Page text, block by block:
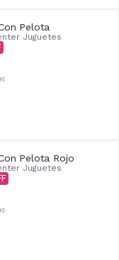
Pelota
Juguetes
Pelota Rojo
Juguetes